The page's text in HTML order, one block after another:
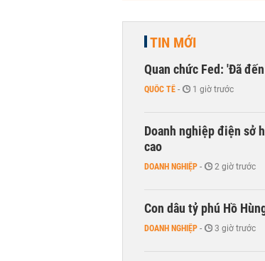
TIN MỚI
Quan chức Fed: 'Đã
QUỐC TẾ - 1 giờ trước
Doanh nghiệp điện sở
cao
DOANH NGHIỆP - 2 giờ trước
Con dâu tỷ phú Hồ
DOANH NGHIỆP - 3 giờ trước